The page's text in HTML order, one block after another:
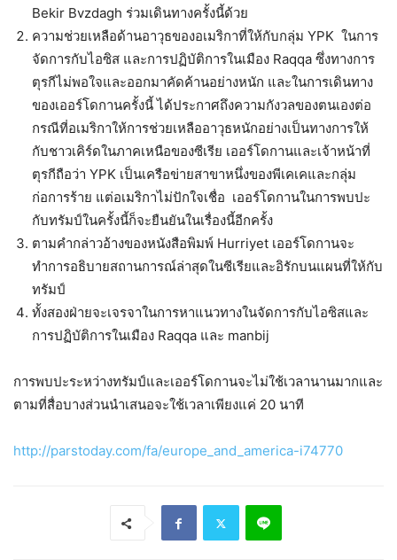
Bekir Bvzdagh ร่วมเดินทางครั้งนี้ด้วย
ความช่วยเหลือด้านอาวุธของอเมริกาที่ให้กับกลุ่ม YPK ในการ
จัดการกับไอซิส และการปฏิบัติการในเมือง Raqqa ซึ่งทางการ
ตุรกีไม่พอใจและออกมาคัดค้านอย่างหนัก และในการเดินทาง
ของเออร์โดกานครั้งนี้ ได้ประกาศถึงความกังวลของตนเองต่อ
กรณีที่อเมริกาให้การช่วยเหลืออาวุธหนักอย่างเป็นทางการให้
กับชาวเคิร์ดในภาคเหนือของซีเรีย เออร์โดกานและเจ้าหน้าที่
ตุรกีถือว่า YPK เป็นเครือข่ายสาขาหนึ่งของพีเคเคและกลุ่ม
ก่อการร้าย แต่อเมริกาไม่ปักใจเชื่อ เออร์โดกานในการพบปะ
กับทรัมป์ในครั้งนี้ก็จะยืนยันในเรื่องนี้อีกครั้ง
ตามคำกล่าวอ้างของหนังสือพิมพ์ Hurriyet เออร์โดกานจะ
ทำการอธิบายสถานการณ์ล่าสุดในซีเรียและอิรักบนแผนที่ให้กับ
ทรัมป์
ทั้งสองฝ่ายจะเจรจาในการหาแนวทางในจัดการกับไอซิสและ
การปฏิบัติการในเมือง Raqqa และ manbij
การพบปะระหว่างทรัมป์และเออร์โดกานจะไม่ใช้เวลานานมากและ
ตามที่สื่อบางส่วนนำเสนอจะใช้เวลาเพียงแค่ 20 นาที
http://parstoday.com/fa/europe_and_america-i74770